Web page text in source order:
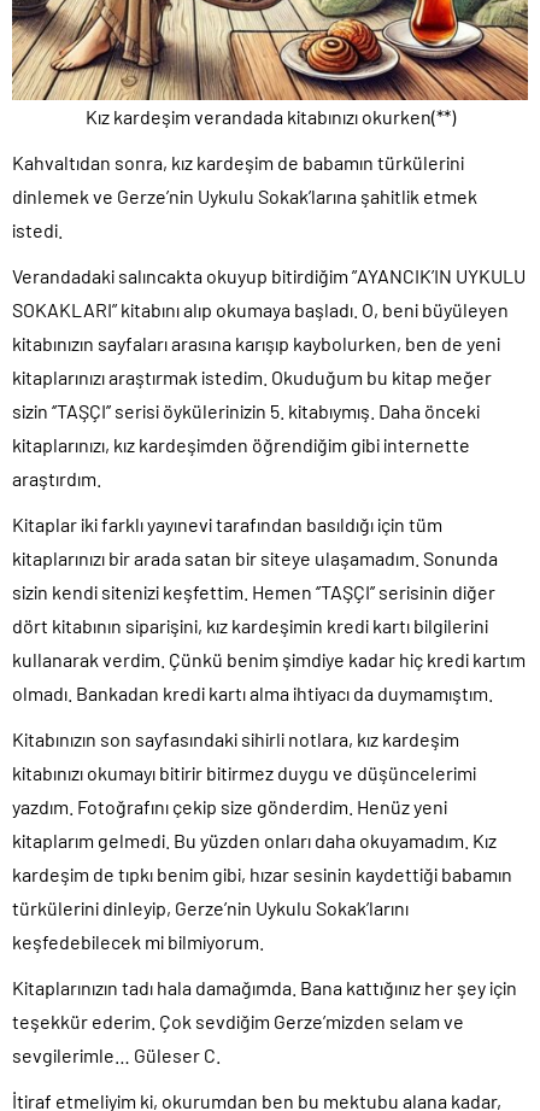
Kız kardeşim verandada kitabınızı okurken(**)
Kahvaltıdan sonra, kız kardeşim de babamın türkülerini
dinlemek ve Gerze’nin Uykulu Sokak’larına şahitlik etmek
istedi.
Verandadaki salıncakta okuyup bitirdiğim ”AYANCIK’IN UYKULU
SOKAKLARI” kitabını alıp okumaya başladı. O, beni büyüleyen
kitabınızın sayfaları arasına karışıp kaybolurken, ben de yeni
kitaplarınızı araştırmak istedim. Okuduğum bu kitap meğer
sizin ‘’TAŞÇI’’ serisi öykülerinizin 5. kitabıymış. Daha önceki
kitaplarınızı, kız kardeşimden öğrendiğim gibi internette
araştırdım.
Kitaplar iki farklı yayınevi tarafından basıldığı için tüm
kitaplarınızı bir arada satan bir siteye ulaşamadım. Sonunda
sizin kendi sitenizi keşfettim. Hemen ‘’TAŞÇI’’ serisinin diğer
dört kitabının siparişini, kız kardeşimin kredi kartı bilgilerini
kullanarak verdim. Çünkü benim şimdiye kadar hiç kredi kartım
olmadı. Bankadan kredi kartı alma ihtiyacı da duymamıştım.
Kitabınızın son sayfasındaki sihirli notlara, kız kardeşim
kitabınızı okumayı bitirir bitirmez duygu ve düşüncelerimi
yazdım. Fotoğrafını çekip size gönderdim. Henüz yeni
kitaplarım gelmedi. Bu yüzden onları daha okuyamadım. Kız
kardeşim de tıpkı benim gibi, hızar sesinin kaydettiği babamın
türkülerini dinleyip, Gerze’nin Uykulu Sokak’larını
keşfedebilecek mi bilmiyorum.
Kitaplarınızın tadı hala damağımda. Bana kattığınız her şey için
teşekkür ederim. Çok sevdiğim Gerze’mizden selam ve
sevgilerimle… Güleser C.
İtiraf etmeliyim ki, okurumdan ben bu mektubu alana kadar,